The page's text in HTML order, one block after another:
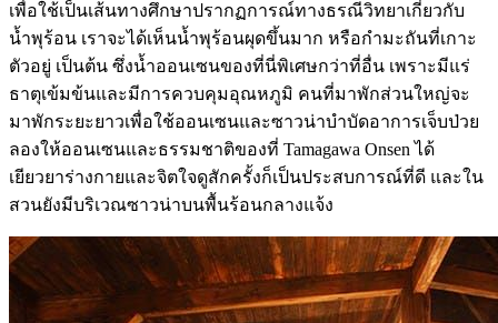
เพื่อใช้เป็นเส้นทางศึกษาปรากฏการณ์ทางธรณีวิทยาเกี่ยวกับ
น้ำพุร้อน เราจะได้เห็นน้ำพุร้อนผุดขึ้นมาก หรือกำมะถันที่เกาะ
ตัวอยู่ เป็นต้น ซึ่งน้ำออนเซนของที่นี่พิเศษกว่าที่อื่น เพราะมีแร่
ธาตุเข้มข้นและมีการควบคุมอุณหภูมิ คนที่มาพักส่วนใหญ่จะ
มาพักระยะยาวเพื่อใช้ออนเซนและซาวน่าบำบัดอาการเจ็บป่วย
ลองให้ออนเซนและธรรมชาติของที่ Tamagawa Onsen ได้
เยียวยาร่างกายและจิตใจดูสักครั้งก็เป็นประสบการณ์ที่ดี และใน
สวนยังมีบริเวณซาวน่าบนพื้นร้อนกลางแจ้ง